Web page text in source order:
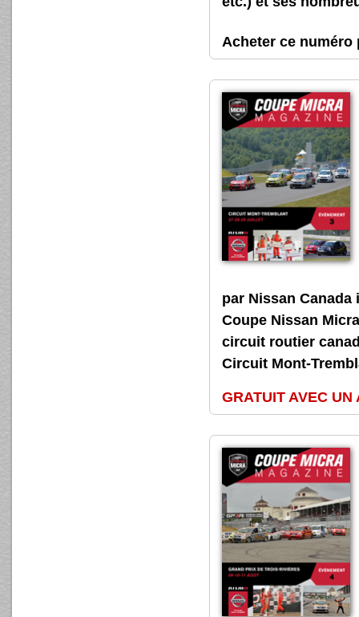
Acheter ce
par Nissan
Coupe Nissan
circuit routier
Circuit Mont-
GRATUIT AVEC UN